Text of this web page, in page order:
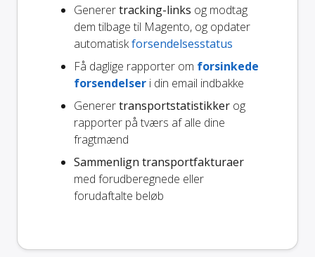
Generertracking-links og modtag
dem tilbage til Magento, og opdater
automatiskforsendelsesstatus
Få daglige rapporter om forsinkede
forsendelser i din email indbakke
Generertransportstatistikker og
rapporter på tværs af alle dine
fragtmænd
Sammenlign transportfakturaer
med forudberegnede eller
forudaftalte beløb